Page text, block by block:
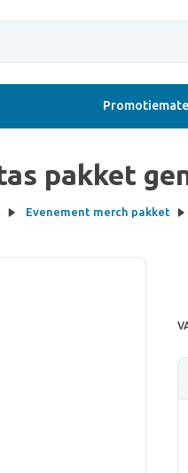
pakket
Evenement merch pakket